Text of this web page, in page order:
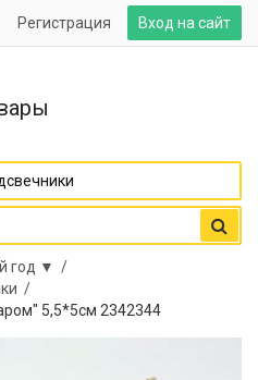
Вход на сайт
Регистрация
год ▼ /
/
5,5*5см 2342344